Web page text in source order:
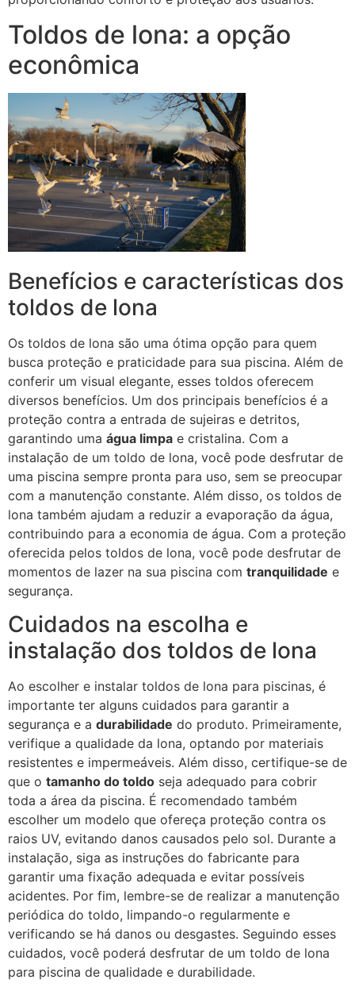
Toldos de lona: a opção
econômica
Benefícios e características dos
toldos de lona
Os toldos de lona são uma ótima opção para quem
busca proteção e praticidade para sua piscina. Além de
conferir um visual elegante, esses toldos oferecem
diversos benefícios. Um dos principais benefícios é a
proteção contra a entrada de sujeiras e detritos,
garantindo uma água limpa e cristalina. Com a
instalação de um toldo de lona, você pode desfrutar de
uma piscina sempre pronta para uso, sem se preocupar
com a manutenção constante. Além disso, os toldos de
lona também ajudam a reduzir a evaporação da água,
contribuindo para a economia de água. Com a proteção
oferecida pelos toldos de lona, você pode desfrutar de
momentos de lazer na sua piscina com tranquilidade e
segurança.
Cuidados na escolha e
instalação dos toldos de lona
Ao escolher e instalar toldos de lona para piscinas, é
importante ter alguns cuidados para garantir a
segurança e a durabilidade do produto. Primeiramente,
verifique a qualidade da lona, optando por materiais
resistentes e impermeáveis. Além disso, certifique-se de
que o tamanho do toldo seja adequado para cobrir
toda a área da piscina. É recomendado também
escolher um modelo que ofereça proteção contra os
raios UV, evitando danos causados pelo sol. Durante a
instalação, siga as instruções do fabricante para
garantir uma fixação adequada e evitar possíveis
acidentes. Por fim, lembre-se de realizar a manutenção
periódica do toldo, limpando-o regularmente e
verificando se há danos ou desgastes. Seguindo esses
cuidados, você poderá desfrutar de um toldo de lona
para piscina de qualidade e durabilidade.